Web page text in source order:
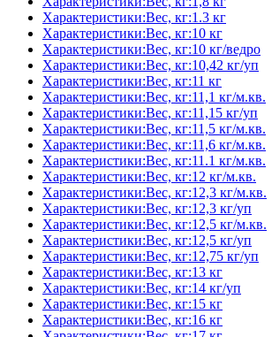
Характеристики:Вес, кг:1.3 кг
Характеристики:Вес, кг:10 кг
Характеристики:Вес, кг:10 кг/ведро
Характеристики:Вес, кг:10,42 кг/уп
Характеристики:Вес, кг:11 кг
Характеристики:Вес, кг:11,1 кг/м.кв.
Характеристики:Вес, кг:11,15 кг/уп
Характеристики:Вес, кг:11,5 кг/м.кв.
Характеристики:Вес, кг:11,6 кг/м.кв.
Характеристики:Вес, кг:11.1 кг/м.кв.
Характеристики:Вес, кг:12 кг/м.кв.
Характеристики:Вес, кг:12,3 кг/м.кв.
Характеристики:Вес, кг:12,3 кг/уп
Характеристики:Вес, кг:12,5 кг/м.кв.
Характеристики:Вес, кг:12,5 кг/уп
Характеристики:Вес, кг:12,75 кг/уп
Характеристики:Вес, кг:13 кг
Характеристики:Вес, кг:14 кг/уп
Характеристики:Вес, кг:15 кг
Характеристики:Вес, кг:16 кг